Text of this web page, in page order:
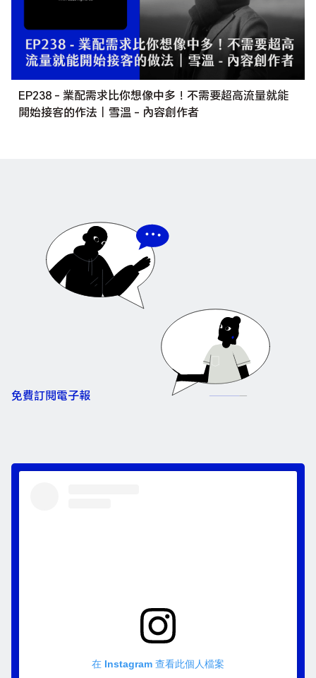
EP238 - 業配需求比你想像中多！不需要超高流量就能
開始接客的作法｜雪溫 - 內容創作者
免費訂閱電子報
在 Instagram 查看此個人檔案